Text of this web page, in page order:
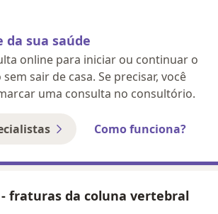
da sua saúde
online para iniciar ou continuar o
sair de casa. Se precisar, você
uma consulta no consultório.
Como funciona?
- fraturas da coluna vertebral